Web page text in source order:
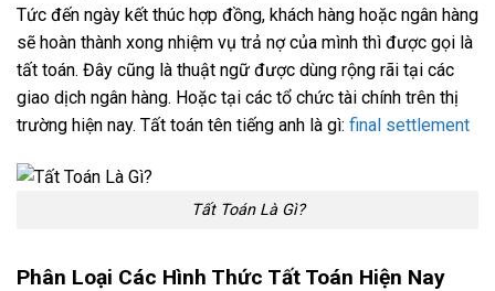
Tức đến ngày kết thúc hợp đồng, khách hàng hoặc ngân hàng
sẽ hoàn thành xong nhiệm vụ trả nợ của mình thì được gọi là
tất toán. Đây cũng là thuật ngữ được dùng rộng rãi tại các
giao dịch ngân hàng. Hoặc tại các tổ chức tài chính trên thị
trường hiện nay. Tất toán tên tiếng anh là gì: final settlement
Tất Toán Là Gì?
Phân Loại Các Hình Thức Tất Toán Hiện Nay